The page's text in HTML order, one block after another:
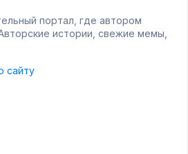
портал, где автором
истории, свежие мемы,
сайту